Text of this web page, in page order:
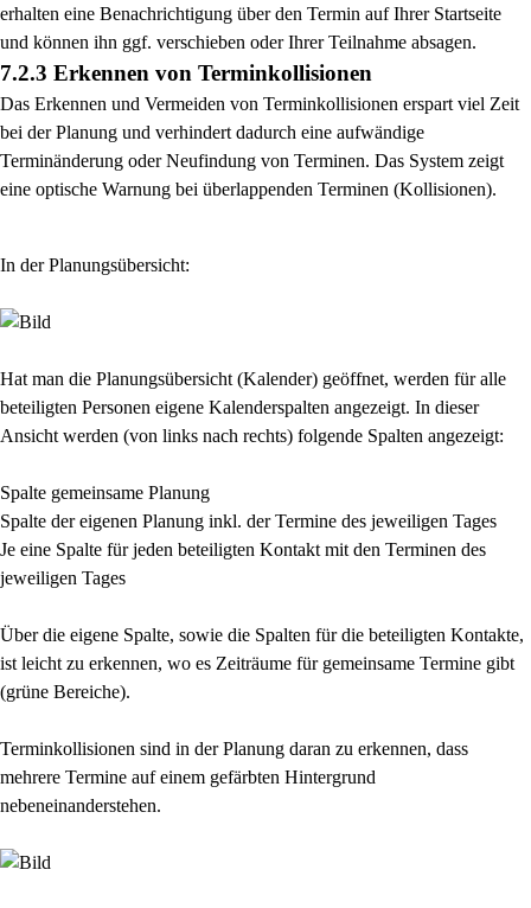
erhalten eine Benachrichtigung über den Termin auf Ihrer Startseite
und können ihn ggf. verschieben oder Ihrer Teilnahme absagen.
7.2.3 Erkennen von Terminkollisionen
Das Erkennen und Vermeiden von Terminkollisionen erspart viel Zeit
bei der Planung und verhindert dadurch eine aufwändige
Terminänderung oder Neufindung von Terminen. Das System zeigt
eine optische Warnung bei überlappenden Terminen (Kollisionen).
In der Planungsübersicht:
Hat man die Planungsübersicht (Kalender) geöffnet, werden für alle
beteiligten Personen eigene Kalenderspalten angezeigt. In dieser
Ansicht werden (von links nach rechts) folgende Spalten angezeigt:
Spalte gemeinsame Planung
Spalte der eigenen Planung inkl. der Termine des jeweiligen Tages
Je eine Spalte für jeden beteiligten Kontakt mit den Terminen des
jeweiligen Tages
Über die eigene Spalte, sowie die Spalten für die beteiligten Kontakte,
ist leicht zu erkennen, wo es Zeiträume für gemeinsame Termine gibt
(grüne Bereiche).
Terminkollisionen sind in der Planung daran zu erkennen, dass
mehrere Termine auf einem gefärbten Hintergrund
nebeneinanderstehen.